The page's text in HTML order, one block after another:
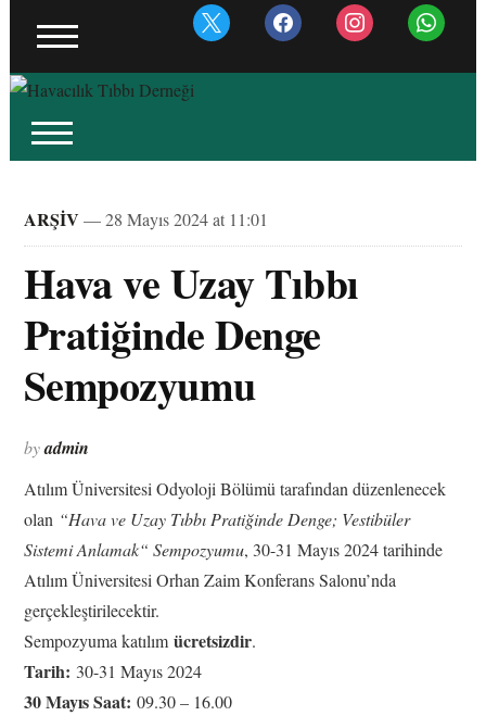
x facebook instagram whatsapp
ARŞİV — 28 Mayıs 2024 at 11:01
Hava ve Uzay Tıbbı
Pratiğinde Denge
Sempozyumu
byadmin
Atılım Üniversitesi Odyoloji Bölümü tarafından düzenlenecek
olan “Hava ve Uzay Tıbbı Pratiğinde Denge; Vestibüler
Sistemi Anlamak“ Sempozyumu, 30-31 Mayıs 2024 tarihinde
Atılım Üniversitesi Orhan Zaim Konferans Salonu’nda
gerçekleştirilecektir.
Sempozyuma katılım ücretsizdir.
Tarih: 30-31 Mayıs 2024
30 Mayıs Saat: 09.30 – 16.00